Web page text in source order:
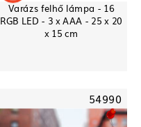
Varázs felhő lámpa - 16
RGB LED - 3 x AAA - 25 x 20
x 15 cm
54990